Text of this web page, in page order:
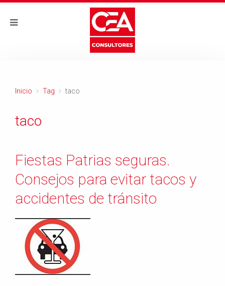
Inicio Tag taco
taco
Fiestas Patrias seguras.
Consejos para evitar tacos y
accidentes de tránsito